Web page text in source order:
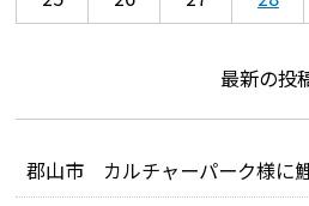
最新の投
郡山市 カルチャーパーク様に